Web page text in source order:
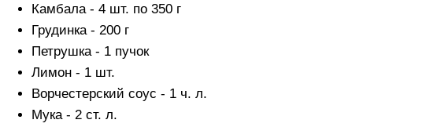
Камбала - 4 шт. по 350 г
Грудинка - 200 г
Петрушка - 1 пучок
Лимон - 1 шт.
Ворчестерский соус - 1 ч. л.
Мука - 2 ст. л.